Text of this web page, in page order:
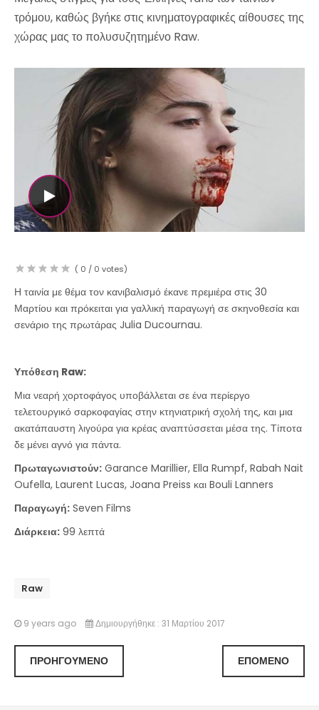
τρόμου, καθώς βγήκε στις κινηματογραφικές αίθουσες της
χώρας μας το πολυσυζητημένο Raw.
WATCH THE VIDEO
( 0 / 0 votes)
Η ταινία με θέμα τον κανιβαλισμό έκανε πρεμιέρα στις 30
Μαρτίου και πρόκειται για γαλλική παραγωγή σε σκηνοθεσία και
σενάριο της πρωτάρας Julia Ducournau.
Υπόθεση Raw:
Μια νεαρή χορτοφάγος υποβάλλεται σε ένα περίεργο
τελετουργικό σαρκοφαγίας στην κτηνιατρική σχολή της, και μια
ακατάπαυστη λιγούρα για κρέας αναπτύσσεται μέσα της. Τίποτα
δε μένει αγνό για πάντα.
Πρωταγωνιστούν: Garance Marillier, Ella Rumpf, Rabah Nait
Oufella, Laurent Lucas, Joana Preiss και Bouli Lanners
Παραγωγή: Seven Films
Διάρκεια: 99 λεπτά
Raw
9 years ago Δημιουργήθηκε : 31 Μαρτίου 2017
ΠΡΟΗΓΟΎΜΕΝΟ ΕΠΌΜΕΝΟ